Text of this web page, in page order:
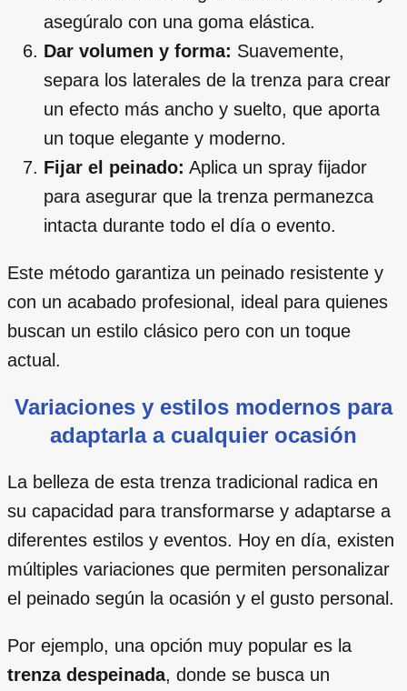
asegúralo con una goma elástica.
Dar volumen y forma: Suavemente,
separa los laterales de la trenza para crear
un efecto más ancho y suelto, que aporta
un toque elegante y moderno.
Fijar el peinado: Aplica un spray fijador
para asegurar que la trenza permanezca
intacta durante todo el día o evento.
Este método garantiza un peinado resistente y
con un acabado profesional, ideal para quienes
buscan un estilo clásico pero con un toque
actual.
Variaciones y estilos modernos para
adaptarla a cualquier ocasión
La belleza de esta trenza tradicional radica en
su capacidad para transformarse y adaptarse a
diferentes estilos y eventos. Hoy en día, existen
múltiples variaciones que permiten personalizar
el peinado según la ocasión y el gusto personal.
Por ejemplo, una opción muy popular es la
trenza despeinada, donde se busca un